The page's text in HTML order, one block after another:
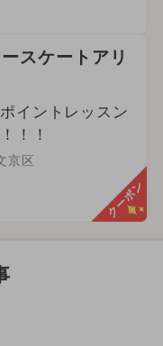
スケートアリ
イントレッスン
！！
京区
クーポン